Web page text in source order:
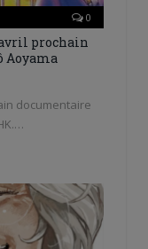
0
prochain
Aoyama
documentaire